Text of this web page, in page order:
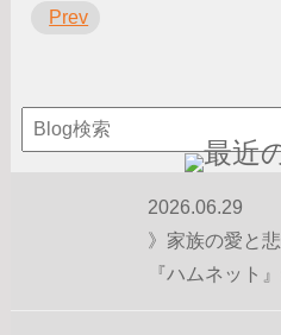
Prev
2026.06.29
》家族の愛と
『ハムネット